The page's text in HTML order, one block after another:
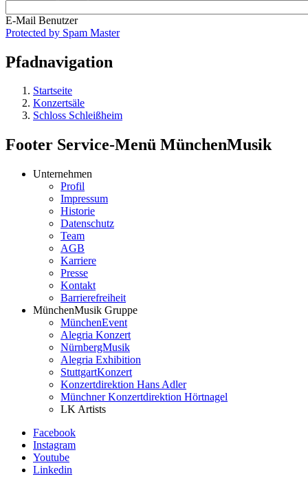
E-Mail Benutzer
Protected by Spam Master
Pfadnavigation
Startseite
Konzertsäle
Schloss Schleißheim
Footer Service-Menü MünchenMusik
Unternehmen
Profil
Impressum
Historie
Datenschutz
Team
AGB
Karriere
Presse
Kontakt
Barrierefreiheit
MünchenMusik Gruppe
MünchenEvent
Alegria Konzert
NürnbergMusik
Alegria Exhibition
StuttgartKonzert
Konzertdirektion Hans Adler
Münchner Konzertdirektion Hörtnagel
LK Artists
Facebook
Instagram
Youtube
Linkedin